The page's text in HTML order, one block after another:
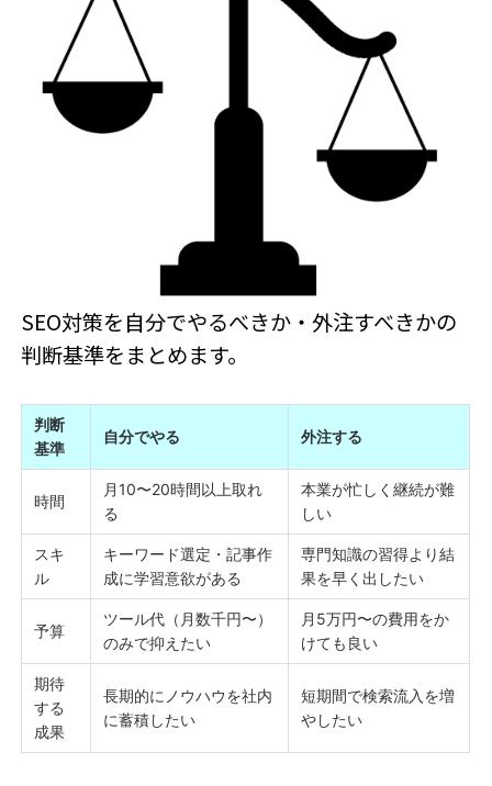
SEO対策を自分でやるべきか・外注すべきかの
判断基準をまとめます。
判断
基準
自分でやる 外注する
時間
月10〜20時間以上取れ
る
本業が忙しく継続が難
しい
スキ
ル
キーワード選定・記事作
成に学習意欲がある
専門知識の習得より結
果を早く出したい
予算
ツール代（月数千円〜）
のみで抑えたい
月5万円〜の費用をか
けても良い
期待
する
成果
長期的にノウハウを社内
に蓄積したい
短期間で検索流入を増
やしたい